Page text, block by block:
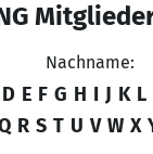
Nachname:
D E F G H I J K L
R S T U V W X